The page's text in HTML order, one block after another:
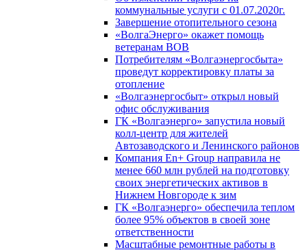
коммунальные услуги с 01.07.2020г.
Завершение отопительного сезона
«ВолгаЭнерго» окажет помощь
ветеранам ВОВ
Потребителям «Волгаэнергосбыта»
проведут корректировку платы за
отопление
«Волгаэнергосбыт» открыл новый
офис обслуживания
ГК «Волгаэнерго» запустила новый
колл-центр для жителей
Автозаводского и Ленинского районов
Компания En+ Group направила не
менее 660 млн рублей на подготовку
своих энергетических активов в
Нижнем Новгороде к зим
ГК «Волгаэнерго» обеспечила теплом
более 95% объектов в своей зоне
ответственности
Масштабные ремонтные работы в